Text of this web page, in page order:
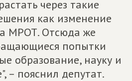
через такие
как изменение
МРОТ. Отсюда же
попытки
образование, науку и
– пояснил депутат.